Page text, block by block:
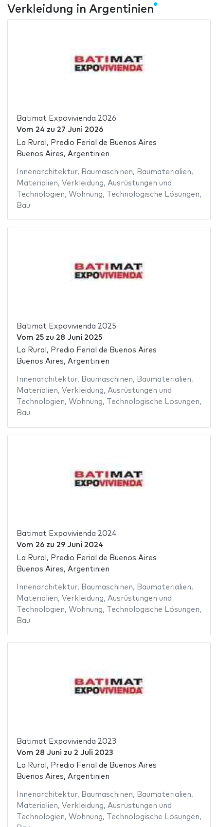
Verkleidung in Argentinien
Batimat Expovivienda 2026
Vom 24 zu 27 Juni 2026
La Rural, Predio Ferial de Buenos Aires
Buenos Aires, Argentinien
Innenarchitektur, Baumaschinen, Baumaterialien,
Materialien, Verkleidung, Ausrüstungen und
Technologien, Wohnung, Technologische Lösungen,
Bau
Batimat Expovivienda 2025
Vom 25zu 28 Juni 2025
La Rural, Predio Ferial de Buenos Aires
Buenos Aires, Argentinien
Innenarchitektur, Baumaschinen, Baumaterialien,
Materialien, Verkleidung, Ausrüstungen und
Technologien, Wohnung, Technologische Lösungen,
Bau
Batimat Expovivienda 2024
Vom 26zu 29 Juni 2024
La Rural, Predio Ferial de Buenos Aires
Buenos Aires, Argentinien
Innenarchitektur, Baumaschinen, Baumaterialien,
Materialien, Verkleidung, Ausrüstungen und
Technologien, Wohnung, Technologische Lösungen,
Bau
Batimat Expovivienda 2023
Vom 28 Juni zu 2 Juli 2023
La Rural, Predio Ferial de Buenos Aires
Buenos Aires, Argentinien
Innenarchitektur, Baumaschinen, Baumaterialien,
Materialien, Verkleidung, Ausrüstungen und
Technologien, Wohnung, Technologische Lösungen,